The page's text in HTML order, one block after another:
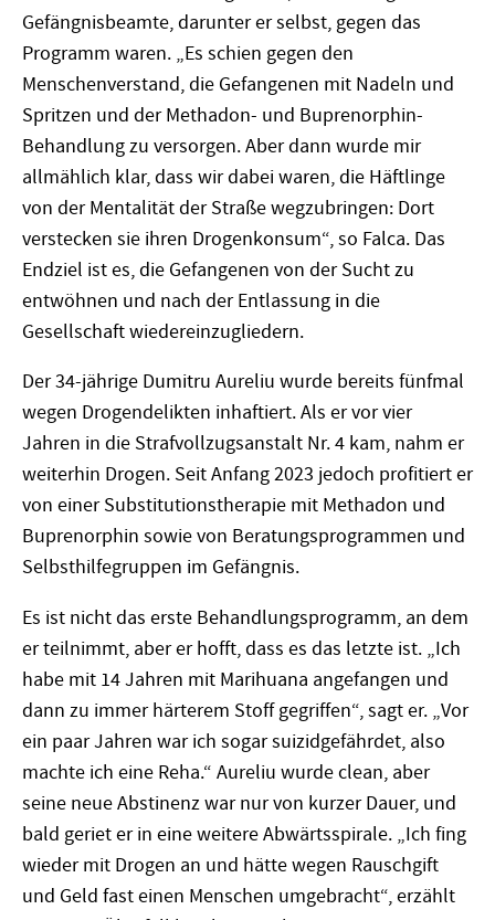
Gefängnisbeamte, darunter er selbst, gegen das
Programm waren. „Es schien gegen den
Menschenverstand, die Gefangenen mit Nadeln und
Spritzen und der Methadon- und Buprenorphin-
Behandlung zu versorgen. Aber dann wurde mir
allmählich klar, dass wir dabei waren, die Häftlinge
von der Mentalität der Straße wegzubringen: Dort
verstecken sie ihren Drogenkonsum“, so Falca. Das
Endziel ist es, die Gefangenen von der Sucht zu
entwöhnen und nach der Entlassung in die
Gesellschaft wiedereinzugliedern.
Der 34-jährige Dumitru Aureliu wurde bereits fünfmal
wegen Drogendelikten inhaftiert. Als er vor vier
Jahren in die Strafvollzugsanstalt Nr. 4 kam, nahm er
weiterhin Drogen. Seit Anfang 2023 jedoch profitiert er
von einer Substitutionstherapie mit Methadon und
Buprenorphin sowie von Beratungsprogrammen und
Selbsthilfegruppen im Gefängnis.
Es ist nicht das erste Behandlungsprogramm, an dem
er teilnimmt, aber er hofft, dass es das letzte ist. „Ich
habe mit 14 Jahren mit Marihuana angefangen und
dann zu immer härterem Stoff gegriffen“, sagt er. „Vor
ein paar Jahren war ich sogar suizidgefährdet, also
machte ich eine Reha.“ Aureliu wurde clean, aber
seine neue Abstinenz war nur von kurzer Dauer, und
bald geriet er in eine weitere Abwärtsspirale. „Ich fing
wieder mit Drogen an und hätte wegen Rauschgift
und Geld fast einen Menschen umgebracht“, erzählt